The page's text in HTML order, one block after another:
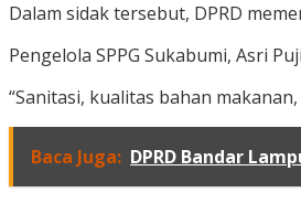
Dalam sidak tersebut, DPRD
Pengelola SPPG Sukabumi, Asri
“Sanitasi, kualitas bahan
Baca Juga: DPRD Bandar